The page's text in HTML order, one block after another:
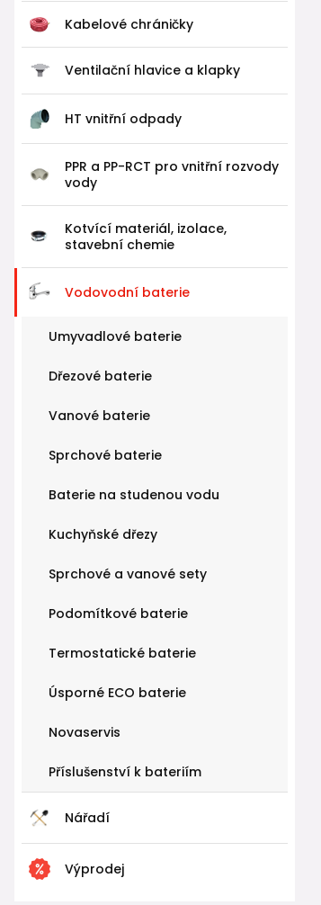
Kabelové chráničky
Ventilační hlavice a klapky
HT vnitřní odpady
PPR a PP-RCT pro vnitřní rozvody
vody
Kotvící materiál, izolace,
stavební chemie
Vodovodní baterie
Umyvadlové baterie
Dřezové baterie
Vanové baterie
Sprchové baterie
Baterie na studenou vodu
Kuchyňské dřezy
Sprchové a vanové sety
Podomítkové baterie
Termostatické baterie
Úsporné ECO baterie
Novaservis
Příslušenství k bateriím
Nářadí
Výprodej